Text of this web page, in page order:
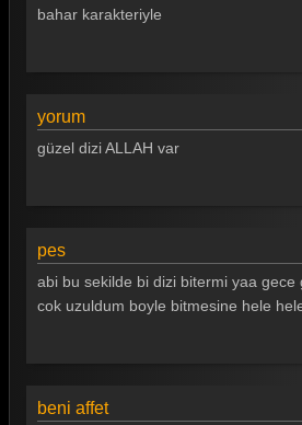
bahar karakteriyle
yorum
güzel dizi ALLAH var
pes
abi bu sekilde bi dizi bitermi yaa gece
cok uzuldum boyle bitmesine hele
beni affet